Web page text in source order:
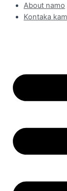
About namo
Kontaka